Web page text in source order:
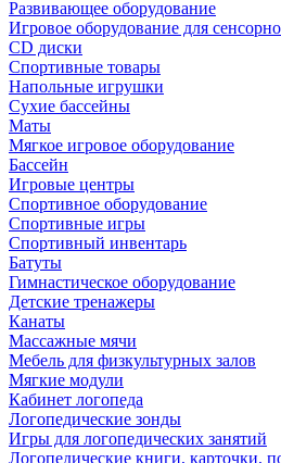
Развивающее оборудование
Игровое оборудование для
CD диски
Спортивные товары
Напольные игрушки
Сухие бассейны
Маты
Мягкое игровое оборудование
Бассейн
Игровые центры
Спортивное оборудование
Спортивные игры
Спортивный инвентарь
Батуты
Гимнастическое оборудование
Детские тренажеры
Канаты
Массажные мячи
Мебель для физкультурных залов
Мягкие модули
Кабинет логопеда
Логопедические зонды
Игры для логопедических занятий
Логопедические книги, карточки,